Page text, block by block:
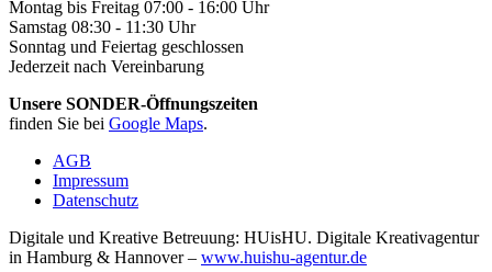
Montag bis Freitag 07:00 - 16:00 Uhr
Samstag 08:30 - 11:30 Uhr
Sonntag und Feiertag geschlossen
Jederzeit nach Vereinbarung
Unsere SONDER-Öffnungszeiten
finden Sie bei Google Maps.
AGB
Impressum
Datenschutz
Digitale und Kreative Betreuung: HUisHU. Digitale Kreativagentur
in Hamburg & Hannover – www.huishu-agentur.de